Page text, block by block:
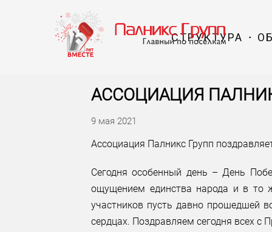
СТРУКТУРА
АССОЦИАЦИЯ
9 мая 2021
Ассоциация Палникс Групп
Сегодня особенный день – День
ощущением единства народа и в то
участников пусть давно прошедшей
сердцах. Поздравляем сегодня всех с